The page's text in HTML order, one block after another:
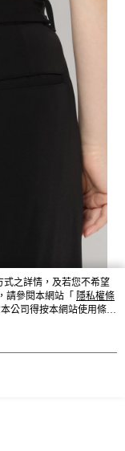
式之詳情，及若您不希望
請參閱本網站「 隱私權條
公司得按本網站使用條款